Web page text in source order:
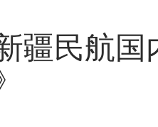
疆民航国